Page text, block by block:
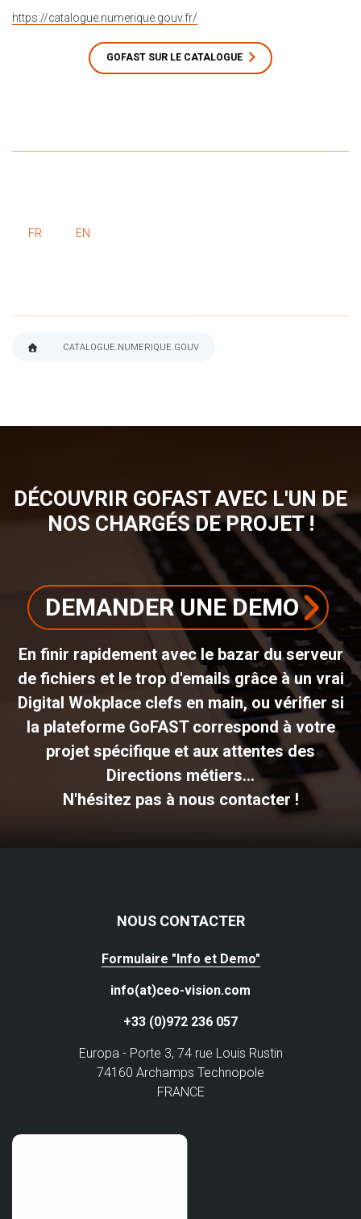
https://catalogue.numerique.gouv.fr/
GOFAST SUR LE CATALOGUE
FR EN
CATALOGUE.NUMERIQUE.GOUV
DÉCOUVRIR GOFAST AVEC L'UN DE
NOS CHARGÉS DE PROJET !
DEMANDER UNE DEMO
En finir rapidement avec le bazar du serveur
de fichiers et le trop d'emails grâce à un vrai
Digital Wokplace clefs en main, ou vérifier si
la plateforme GoFAST correspond à votre
projet spécifique et aux attentes des
Directions métiers...
N'hésitez pas à nous contacter !
NOUS CONTACTER
Formulaire "Info et Demo"
info(at)ceo-vision.com
+33 (0)972 236 057
Europa - Porte 3, 74 rue Louis Rustin
74160 Archamps Technopole
FRANCE